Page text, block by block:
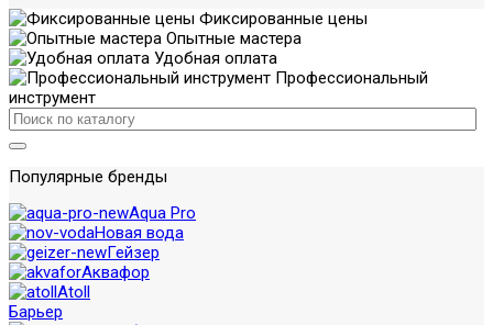
Фиксированные цены
Опытные мастера
Удобная оплата
Профессиональный
инструмент
Популярные бренды
Aqua Pro
Новая вода
Гейзер
Аквафор
Atoll
Барьер